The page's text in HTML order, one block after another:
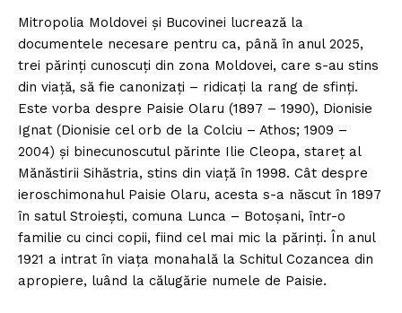
Mitropolia Moldovei şi Bucovinei lucrează la
documentele necesare pentru ca, până în anul 2025,
trei părinţi cunoscuţi din zona Moldovei, care s-au stins
din viaţă, să fie canonizaţi – ridicaţi la rang de sfinţi.
Este vorba despre Paisie Olaru (1897 – 1990), Dionisie
Ignat (Dionisie cel orb de la Colciu – Athos; 1909 –
2004) şi binecunoscutul părinte Ilie Cleopa, stareţ al
Mănăstirii Sihăstria, stins din viaţă în 1998. Cât despre
ieroschimonahul Paisie Olaru, acesta s-a născut în 1897
în satul Stroieşti, comuna Lunca – Botoşani, într-o
familie cu cinci copii, fiind cel mai mic la părinţi. În anul
1921 a intrat în viaţa monahală la Schitul Cozancea din
apropiere, luând la călugărie numele de Paisie.